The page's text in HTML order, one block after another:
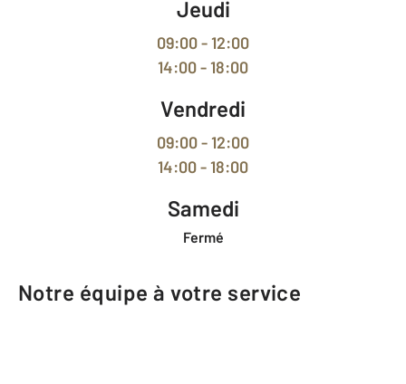
Jeudi
09:00 - 12:00
14:00 - 18:00
Vendredi
09:00 - 12:00
14:00 - 18:00
Samedi
Fermé
Notre équipe à votre service